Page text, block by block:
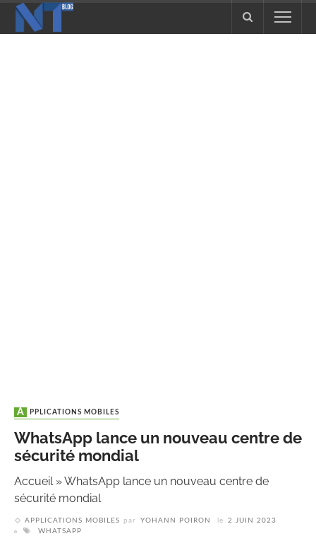
APPLICATIONS MOBILES
WhatsApp lance un nouveau centre de
sécurité mondial
Accueil»WhatsApp lance un nouveau centre de
sécurité mondial
APPLICATIONS MOBILES par YOHANN POIRON le
2 JUIN 2023
WHATSAPP